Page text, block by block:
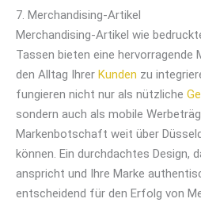
7. Merchandising-Artikel
Merchandising-Artikel wie
Tassen bieten eine hervorragende
den Alltag Ihrer Kunden zu
fungieren nicht nur als nützliche
sondern auch als mobile
Markenbotschaft weit über
können. Ein durchdachtes Design,
anspricht und Ihre Marke
entscheidend für den Erfolg von